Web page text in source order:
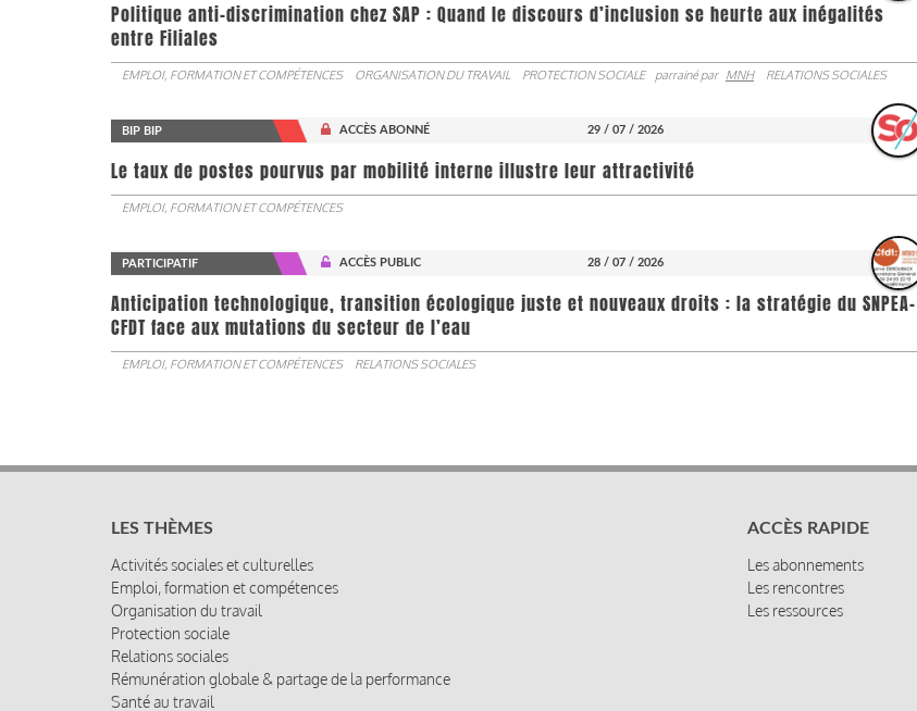
Politique anti-discrimination chez SAP : Quand le discours d’inclusion se heurte aux inégalités
entre Filiales
EMPLOI, FORMATION ET COMPÉTENCES ORGANISATION DU TRAVAIL PROTECTION SOCIALE parrainé par MNH RELATIONS SOCIALES
BIP BIP ACCÈS ABONNÉ 29 / 07 / 2026
Le taux de postes pourvus par mobilité interne illustre leur attractivité
EMPLOI, FORMATION ET COMPÉTENCES
PARTICIPATIF ACCÈS PUBLIC 28 / 07 / 2026
Anticipation technologique, transition écologique juste et nouveaux droits : la stratégie du SNPEA-
CFDT face aux mutations du secteur de l’eau
EMPLOI, FORMATION ET COMPÉTENCES RELATIONS SOCIALES
LES THÈMES
Activités sociales et culturelles
Emploi, formation et compétences
Organisation du travail
Protection sociale
Relations sociales
Rémunération globale & partage de la performance
Santé au travail
ACCÈS RAPIDE
Les abonnements
Les rencontres
Les ressources